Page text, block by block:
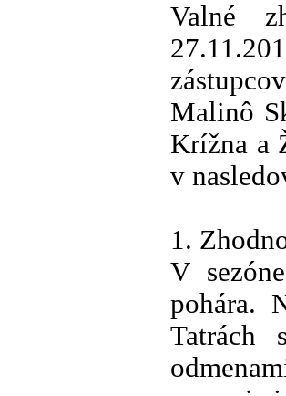
Valné
Malinô
Krížna a
v
1.
V
pohára.
Tatrách